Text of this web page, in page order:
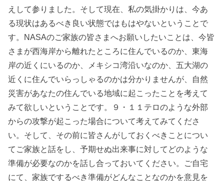
えして参りました。そして現在、私の気掛かりは、今あ
る現状はあるべき良い状態ではもはやないということで
す。NASAのご家族の皆さまへお願いしたいことは、今皆
さまが西海岸から離れたところに住んでいるのか、東海
岸の近くにいるのか、メキシコ湾沿いなのか、五大湖の
近くに住んでいらっしゃるのかは分かりませんが、自然
災害があなたの住んでいる地域に起こったことを考えて
みて欲しいということです。９・１１テロのような外部
からの攻撃が起こった場合について考えてみてくださ
い。そして、その前に皆さんがしておくべきことについ
てご家族と話をし、予期せぬ出来事に対してどのような
準備が必要なのかを話し合っておいてください。ご自宅
にて、家族でするべき準備がどんなことなのかを意見を